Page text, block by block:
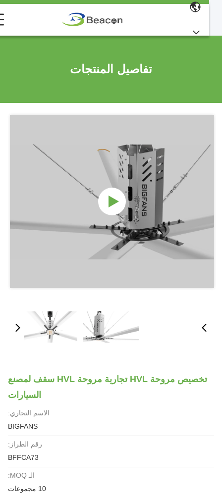
تفاصيل المنتجات
تخصيص مروحة HVL تجارية مروحة HVL سقف لمصنع
السيارات
الاسم التجاري:
BIGFANS
رقم الطراز:
BFFCA73
الـ MOQ:
10 مجموعات